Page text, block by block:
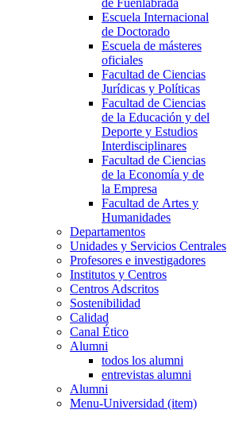
de Fuenlabrada
Escuela Internacional
de Doctorado
Escuela de másteres
oficiales
Facultad de Ciencias
Jurídicas y Políticas
Facultad de Ciencias
de la Educación y del
Deporte y Estudios
Interdisciplinares
Facultad de Ciencias
de la Economía y de
la Empresa
Facultad de Artes y
Humanidades
Departamentos
Unidades y Servicios Centrales
Profesores e investigadores
Institutos y Centros
Centros Adscritos
Sostenibilidad
Calidad
Canal Ético
Alumni
todos los alumni
entrevistas alumni
Alumni
Menu-Universidad (item)